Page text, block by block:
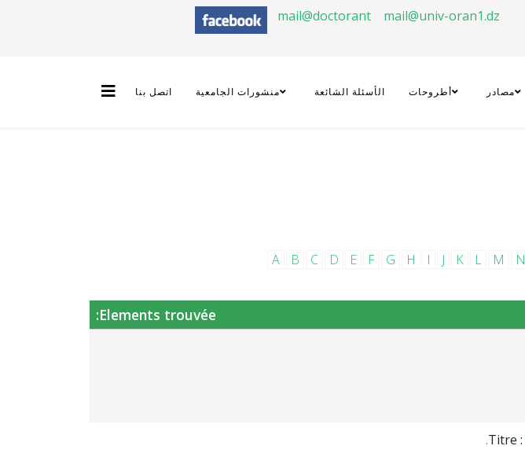
mail@doctorant mail@univ-oran1.dz
مصادر أطروحات الأسئلة الشائعة منشورات الجامعية اتصل بنا
A
B C D E F G H I J K L M N
Elements trouvée:
Titre :